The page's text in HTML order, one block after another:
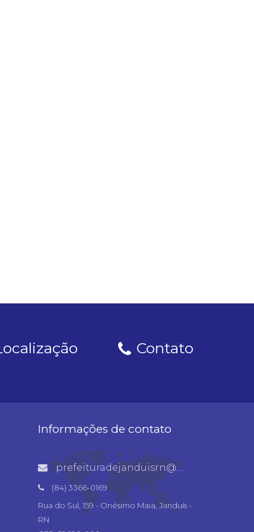
Contato
Informações de contato
prefeituradejanduisrn@gmail.com
(84) 3366-0169
Rua do Sul, 159 - Onésimo Maia, Janduís -
RN